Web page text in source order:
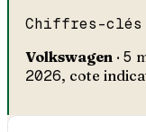
Chiffres-clés
Volkswagen · 5
2026, cote